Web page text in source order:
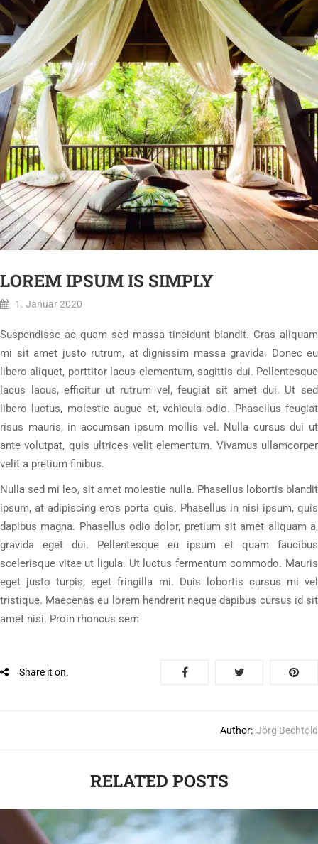
LOREM IPSUM IS SIMPLY
1. Januar 2020
Suspendisse ac quam sed massa tincidunt blandit. Cras aliquam
mi sit amet justo rutrum, at dignissim massa gravida. Donec eu
libero aliquet, porttitor lacus elementum, sagittis dui. Pellentesque
lacus lacus, efficitur ut rutrum vel, feugiat sit amet dui. Ut sed
libero luctus, molestie augue et, vehicula odio. Phasellus feugiat
risus mauris, in accumsan ipsum mollis vel. Nulla cursus dui ut
ante volutpat, quis ultrices velit elementum. Vivamus ullamcorper
velit a pretium finibus.
Nulla sed mi leo, sit amet molestie nulla. Phasellus lobortis blandit
ipsum, at adipiscing eros porta quis. Phasellus in nisi ipsum, quis
dapibus magna. Phasellus odio dolor, pretium sit amet aliquam a,
gravida eget dui. Pellentesque eu ipsum et quam faucibus
scelerisque vitae ut ligula. Ut luctus fermentum commodo. Mauris
eget justo turpis, eget fringilla mi. Duis lobortis cursus mi vel
tristique. Maecenas eu lorem hendrerit neque dapibus cursus id sit
amet nisi. Proin rhoncus sem
Share it on:
Author: Jörg Bechtold
RELATED POSTS